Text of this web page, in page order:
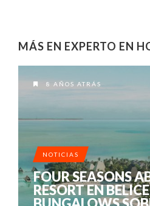
MÁS EN EXPERTO EN
8 AÑOS ATRÁS
NOTICIAS
FOUR SEASONS
RESORT EN